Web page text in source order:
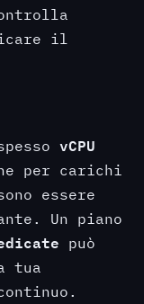
il
vCPU
per carichi
essere
Un piano
può
tua